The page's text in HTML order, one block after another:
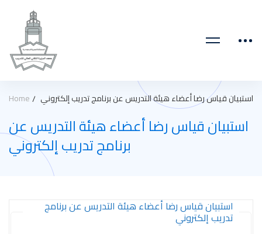
Home استبيان قياس رضا أعضاء هيئة التدريس عن برنامج تدريب إلكتروني
استبيان قياس رضا أعضاء هيئة التدريس عن
برنامج تدريب إلكتروني
استبيان قياس رضا أعضاء هيئة التدريس عن برنامج
تدريب إلكتروني